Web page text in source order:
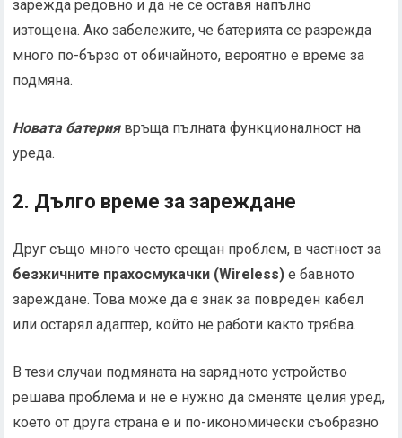
зарежда редовно и да не се оставя напълно
изтощена. Ако забележите, че батерията се разрежда
много по-бързо от обичайното, вероятно е време за
подмяна.
Новата батериявръща пълната функционалност на
уреда.
2. Дълго време за зареждане
Друг също много често срещан проблем, в частност за
безжичните прахосмукачки (Wireless) е бавното
зареждане. Това може да е знак за повреден кабел
или остарял адаптер, който не работи както трябва.
В тези случаи подмяната на зарядното устройство
решава проблема и не е нужно да сменяте целия уред,
което от друга страна е и по-икономически съобразно